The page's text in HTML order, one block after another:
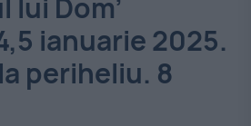
Dom’
ianuarie 2025.
periheliu. 8